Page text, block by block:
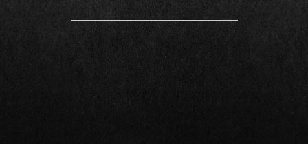
Конечно, мы
специализируемся на
корпоративных
мероприятиях и можем
предоставить
документы для
отчетности.